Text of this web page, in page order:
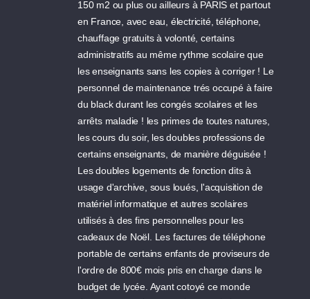
150 m2 ou plus ou ailleurs à PARIS et partout
en France, avec eau, électricité, téléphone,
chauffage gratuits à volonté, certains
administratifs au même rythme scolaire que
les enseignants sans les copies à corriger ! Le
personnel de maintenance trés occupé à faire
du black durant les congés scolaires et les
arrêts maladie ! les primes de toutes natures,
les cours du soir, les doubles professions de
certains enseignants, de manière déguisée !
Les doubles logements de fonction dits à
usage d'archive, sous loués, l'acquisition de
matériel informatique et autres scolaires
utilisés à des fins personnelles pour les
cadeaux de Noël. Les factures de téléphone
portable de certains enfants de proviseurs de
l'ordre de 800€ mois pris en charge dans le
budget de lycée. Ayant cotoyé ce monde